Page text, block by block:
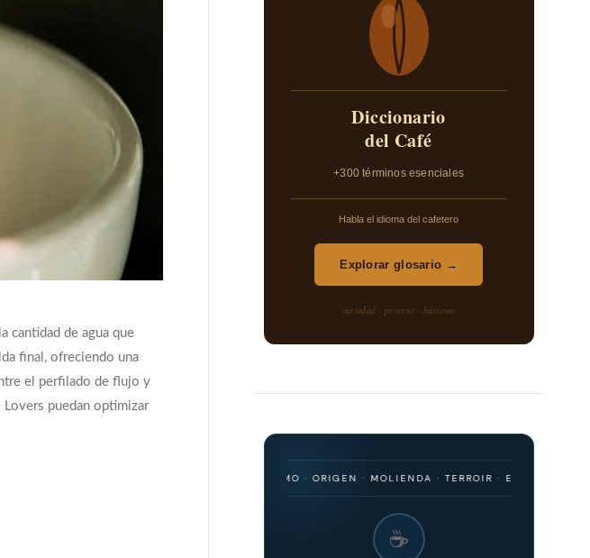
cantidad de agua que
final, ofreciendo una
el perfilado de flujo y
puedan optimizar
Diccionario
del Café
+300 términos esenciales
Habla el idioma del cafetero
Explorar glosario →
variedad · proceso · barismo
· TUESTE · RATIO · MÉTODO · BARISMO · ORIGEN · MOLIENDA · TERROIR · ESPRESSO ·
☕